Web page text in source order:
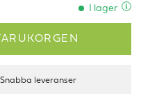
I lager
Snabba leveranser